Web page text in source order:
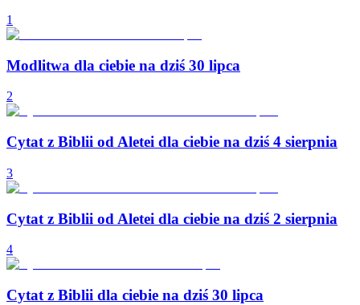
1
Modlitwa dla ciebie na dziś 30 lipca
2
Cytat z Biblii od Aletei dla ciebie na dziś 4 sierpnia
3
Cytat z Biblii od Aletei dla ciebie na dziś 2 sierpnia
4
Cytat z Biblii dla ciebie na dziś 30 lipca